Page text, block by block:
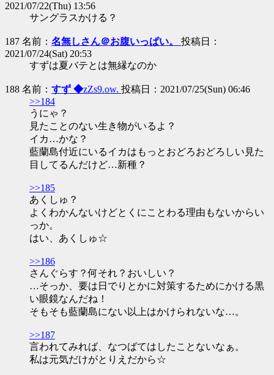
2021/07/22(Thu) 13:56
サングラスかける？
187 名前： 名無しさん＠お腹いっぱい。 投稿日：
2021/07/24(Sat) 20:53
すずは夏バテとは無縁なのか
188 名前： すず ◆zZs9.ow. 投稿日：2021/07/25(Sun) 06:46
>>184
うにゃ？
見たことのない生き物がいるよ？
イカ…かな？
藍蘭島付近にいるイカはもっとおどろおどろしい見た
目してるんだけど…新種？
>>185
あくしゅ？
よくわかんないけどとくにことわる理由もないからい
っか。
はい、あくしゅ☆
>>186
さんぐらす？何それ？おいしい？
…そっか、要は日でりとかに対策するためにかける黒
い眼鏡なんだね！
そもそも藍蘭島にない以上はかけられないな…。
>>187
言われてみれば、なつばてはしたことないなぁ。
私は元気だけがとりえだから☆